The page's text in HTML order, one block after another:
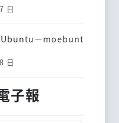
日
Ubuntu－moebunt
日
子報